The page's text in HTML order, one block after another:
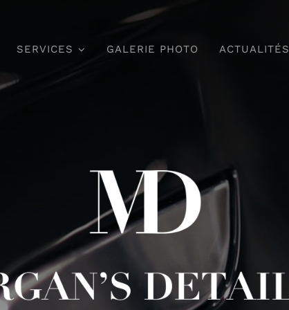
SERVICES GALERIE PHOTO ACTUALITÉS